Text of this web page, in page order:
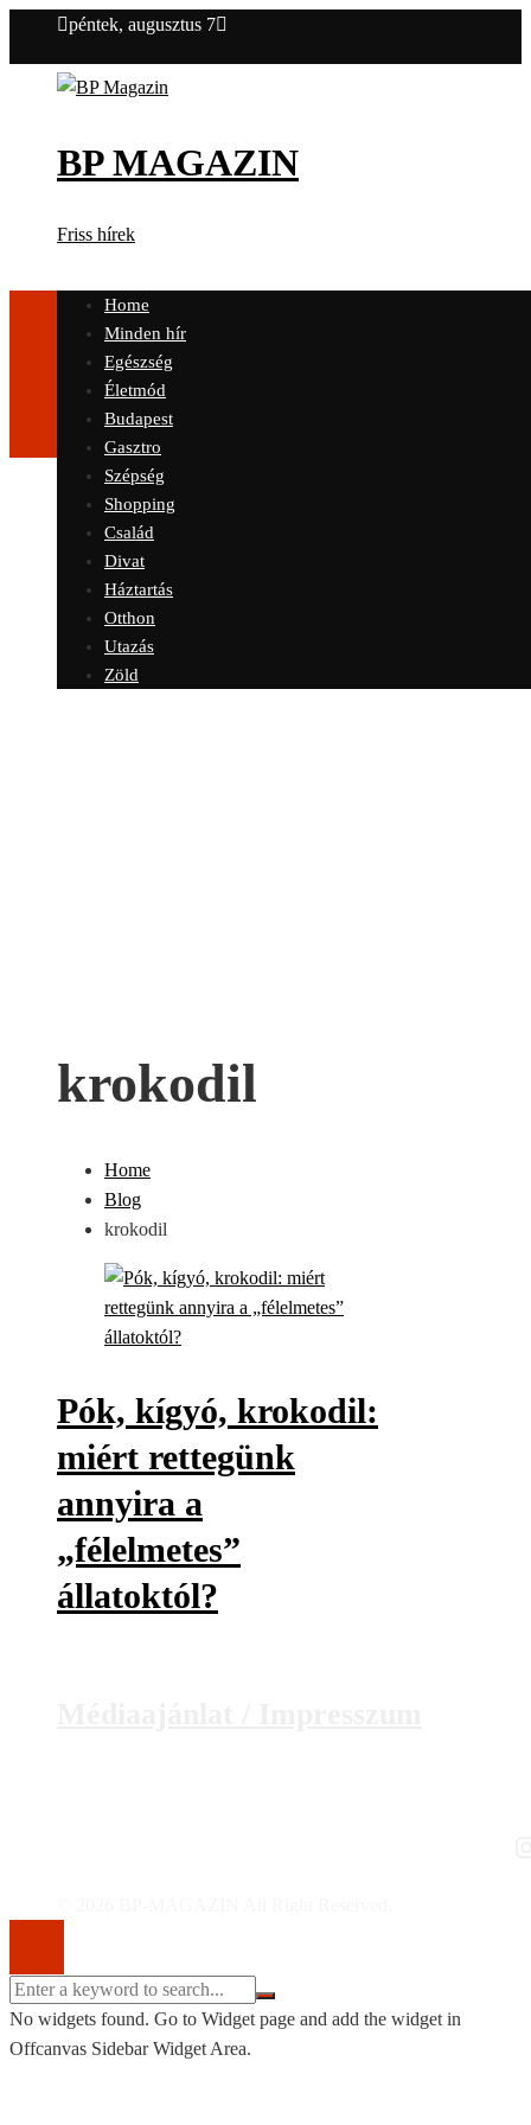
péntek, augusztus 7
BP MAGAZIN
Friss hírek
Home
Minden hír
Egészség
Életmód
Budapest
Gasztro
Szépség
Shopping
Család
Divat
Háztartás
Otthon
Utazás
Zöld
krokodil
Home
Blog
krokodil
Pók, kígyó, krokodil:
miért rettegünk
annyira a
„félelmetes”
állatoktól?
No widgets found. Go to Widget page and add the widget in
Offcanvas Sidebar Widget Area.